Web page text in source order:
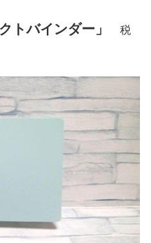
トバインダー」
税